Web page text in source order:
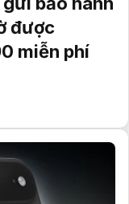
được
miễn phí